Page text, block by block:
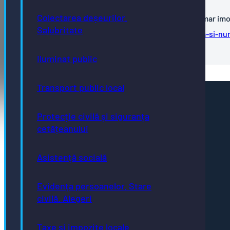
Colectarea deșeurilor.
Salubritate
Iluminat public
Transport public local
Protecție civilă și siguranța
cetățeanului
Asistență socială
Evidența persoanelor. Stare
civilă. Alegeri
Taxe și impozite locale
Cerere Certificat de nomenclatura stradala si numar
Cerere-Certificat-de-nomenclatura-stradala-si-
Acte necesare
Evidența persoanelor